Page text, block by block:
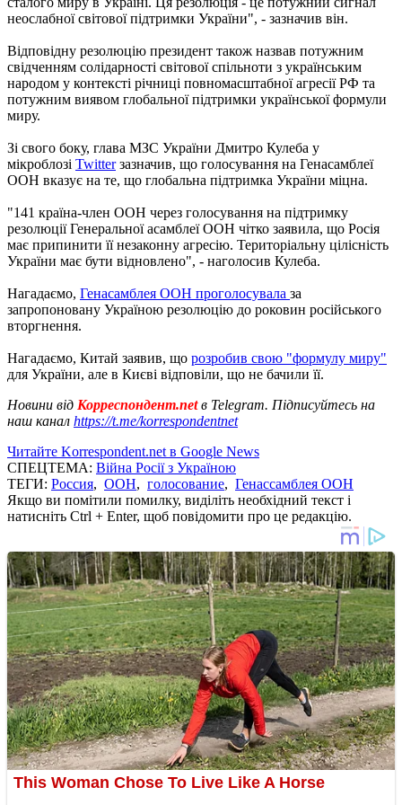
неослабної світової підтримки України", - зазначив він.
Відповідну резолюцію президент також назвав потужним
свідченням солідарності світової спільноти з українським
народом у контексті річниці повномасштабної агресії РФ та
потужним виявом глобальної підтримки української формули
миру.
Зі свого боку, глава МЗС України Дмитро Кулеба у
мікроблозі Twitterзазначив, що голосування на Генасамблеї
ООН вказує на те, що глобальна підтримка України міцна.
"141 країна-член ООН через голосування на підтримку
резолюції Генеральної асамблеї ООН чітко заявила, що Росія
має припинити її незаконну агресію. Територіальну цілісність
України має бути відновлено", - наголосив Кулеба.
Нагадаємо, Генасамблея ООН проголосувала за
запропоновану Україною резолюцію до роковин російського
вторгнення.
Нагадаємо, Китай заявив, що розробив свою "формулу миру"
для України, але в Києві відповіли, що не бачили її.
Новини від Корреспондент.netв Telegram. Підписуйтесь на
наш канал https://t.me/korrespondentnet
Читайте Korrespondent.net в Google News
СПЕЦТЕМА: Війна Росії з Україною
ТЕГИ: Россия, ООН, голосование, Генассамблея ООН
Якщо ви помітили помилку, виділіть необхідний текст і
натисніть Ctrl + Enter, щоб повідомити про це редакцію.